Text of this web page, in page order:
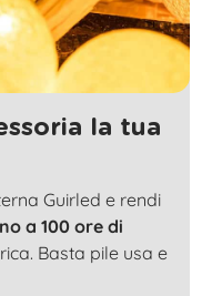
la tua
Guirled e rendi
a 100 ore di
Basta pile usa e